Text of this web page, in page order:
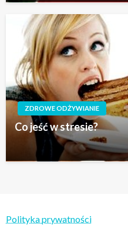
ZDROWE ODŻYWIANIE
Co jeść w stresie?
Polityka prywatności